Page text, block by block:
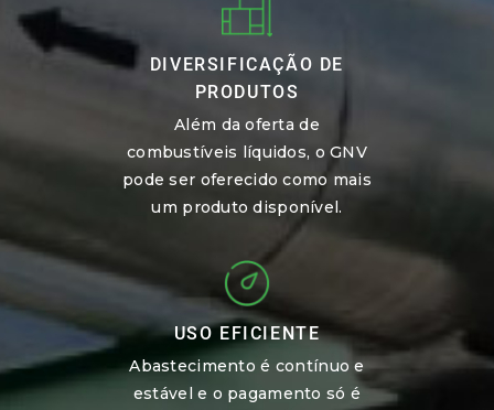
DIVERSIFICAÇÃO DE
PRODUTOS
Além da oferta de
combustíveis líquidos, o GNV
pode ser oferecido como mais
um produto disponível.
USO EFICIENTE
Abastecimento é contínuo e
estável e o pagamento só é